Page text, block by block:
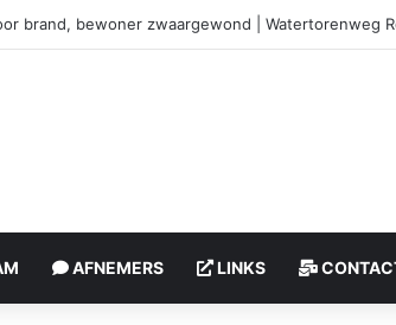
brand, bewoner zwaargewond | Watertorenweg
AFNEMERS LINKS